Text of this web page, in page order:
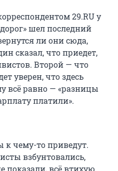
29.RU у
шел последний
ли они сюда,
сказал, что приедет,
Второй — что
уверен, что здесь
всё равно — «разницы
платили».
к чему-то приведут.
взбунтовались,
показали, всё втихую